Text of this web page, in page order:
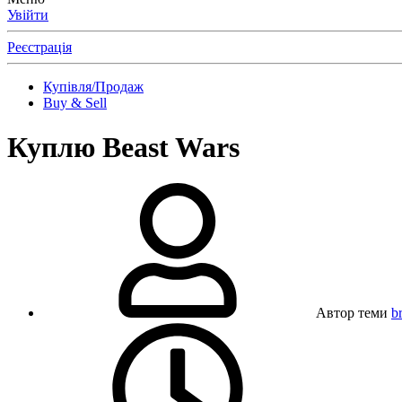
Увійти
Реєстрація
Купівля/Продаж
Buy & Sell
Куплю Beast Wars
Автор теми